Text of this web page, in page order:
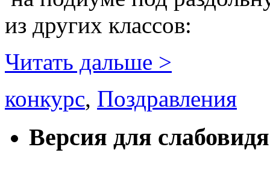
из других классов:
Читать дальше >
конкурс, Поздравления
Версия для